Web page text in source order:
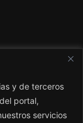
y de terceros
portal,
servicios
Canarias. No
lo que
amo.